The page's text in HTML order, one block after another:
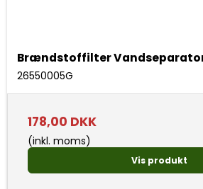
Brændstoffilter
26550005G
178,00 DKK
(inkl. moms)
Vis produkt